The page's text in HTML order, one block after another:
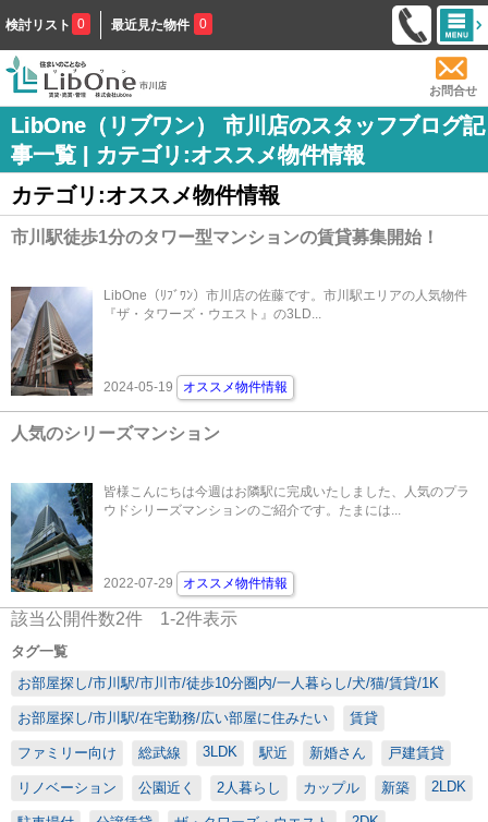
検討リスト 0 最近見た物件 0
お問合せ
LibOne（リブワン） 市川店のスタッフブログ記
事一覧 | カテゴリ:オススメ物件情報
カテゴリ:オススメ物件情報
市川駅徒歩1分のタワー型マンションの賃貸募集開始！
LibOne（ﾘﾌﾞﾜﾝ）市川店の佐藤です。市川駅エリアの人気物件
『ザ・タワーズ・ウエスト』の3LD...
2024-05-19 オススメ物件情報
人気のシリーズマンション
皆様こんにちは今週はお隣駅に完成いたしました、人気のプラ
ウドシリーズマンションのご紹介です。たまには...
2022-07-29 オススメ物件情報
該当公開件数2件 1-2件表示
タグ一覧
お部屋探し/市川駅/市川市/徒歩10分圏内/一人暮らし/犬/猫/賃貸/1K
お部屋探し/市川駅/在宅勤務/広い部屋に住みたい 賃貸
ファミリー向け 総武線 3LDK 駅近 新婚さん 戸建賃貸
リノベーション 公園近く 2人暮らし カップル 新築 2LDK